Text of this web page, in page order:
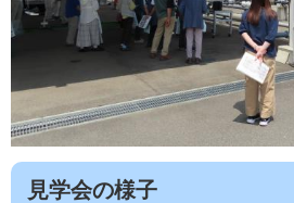
見学会の様子